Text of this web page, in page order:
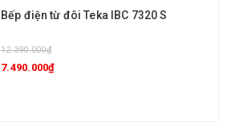
Bếp điện từ đôi Teka IBC 7320 S
12.390.000₫
7.490.000₫